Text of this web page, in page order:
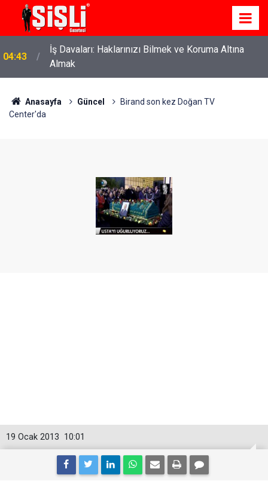
22:37 Özlem Drahyalı Kimdir, Nereli ve Kaç Yaşındadır?
Anasayfa Güncel
Birand son kez Doğan TV
Center'da
10:01
19 Ocak 2013